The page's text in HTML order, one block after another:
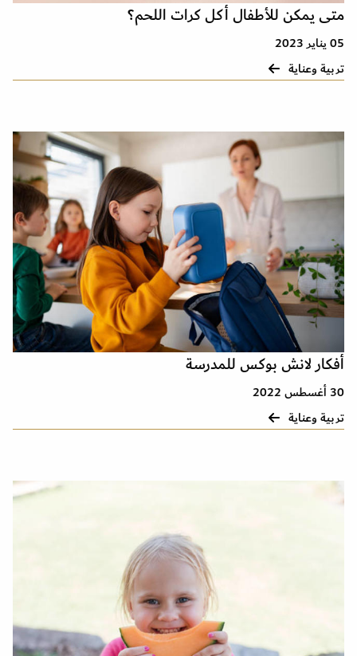
متى يمكن للأطفال أكل كرات اللحم؟
05 يناير 2023
تربية وعناية
أفكار لانش بوکس للمدرسة
30 أغسطس 2022
تربية وعناية